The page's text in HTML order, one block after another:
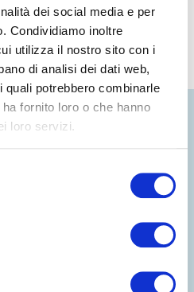
dei social media e per
Condividiamo inoltre
utilizza il nostro sito con i
di analisi dei dati web,
potrebbero combinarle
fornito loro o che hanno
loro servizi.